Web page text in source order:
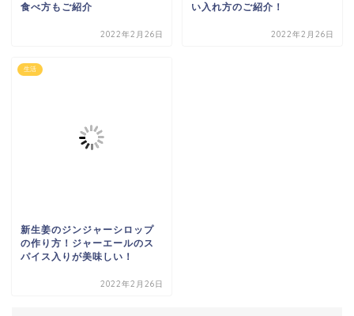
食べ方もご紹介
2022年2月26日
い入れ方のご紹介！
2022年2月26日
生活
新生姜のジンジャーシロップ
の作り方！ジャーエールのス
パイス入りが美味しい！
2022年2月26日